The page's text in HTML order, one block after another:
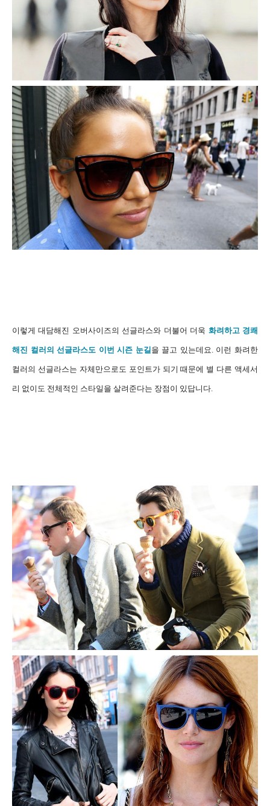
이렇게 대담해진 오버사이즈의 선글라스와 더불어 더욱 화려하고 경쾌
해진 컬러의 선글라스도 이번 시즌 눈길을 끌고 있는데요. 이런 화려한
컬러의 선글라스는 자체만으로도 포인트가 되기 때문에 별 다른 액세서
리 없이도 전체적인 스타일을 살려준다는 장점이 있답니다.